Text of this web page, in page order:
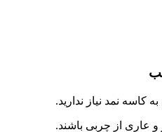
کاسه نمد نیاز ندارید.
عاری از چربی باشند.